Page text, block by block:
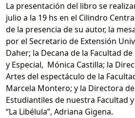
La presentación del libro se
julio a la 19 hs en el Cilindro
de la presencia de su autor, la
por el Secretario de Extensión
Daher; la Decana de la Facultad
y Especial, Mónica Castilla; la
Artes del espectáculo de la
Marcela Montero; y la Directora
Estudiantiles de nuestra Facultad
“La Libélula”, Adriana Gigena.